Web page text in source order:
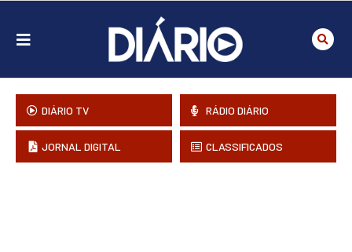
DIÁRIO TV RÁDIO DIÁRIO
JORNAL DIGITAL CLASSIFICADOS